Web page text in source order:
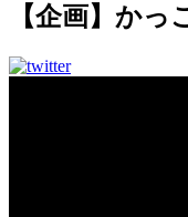
【企画】かっ